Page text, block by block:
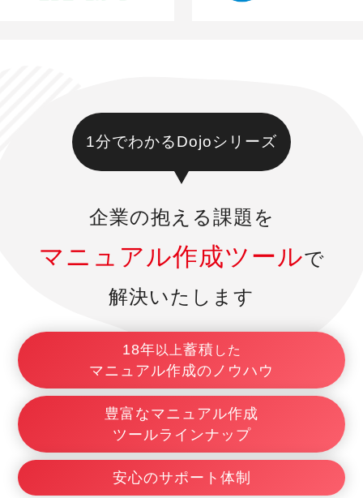
1分でわかるDojoシリーズ
企業の抱える課題を
マニュアル作成ツールで
解決いたします
18年 以上蓄積 した
マニュアル作成の ノウハウ
豊富なマニュアル作成
ツールラインナップ
安心のサポート体制